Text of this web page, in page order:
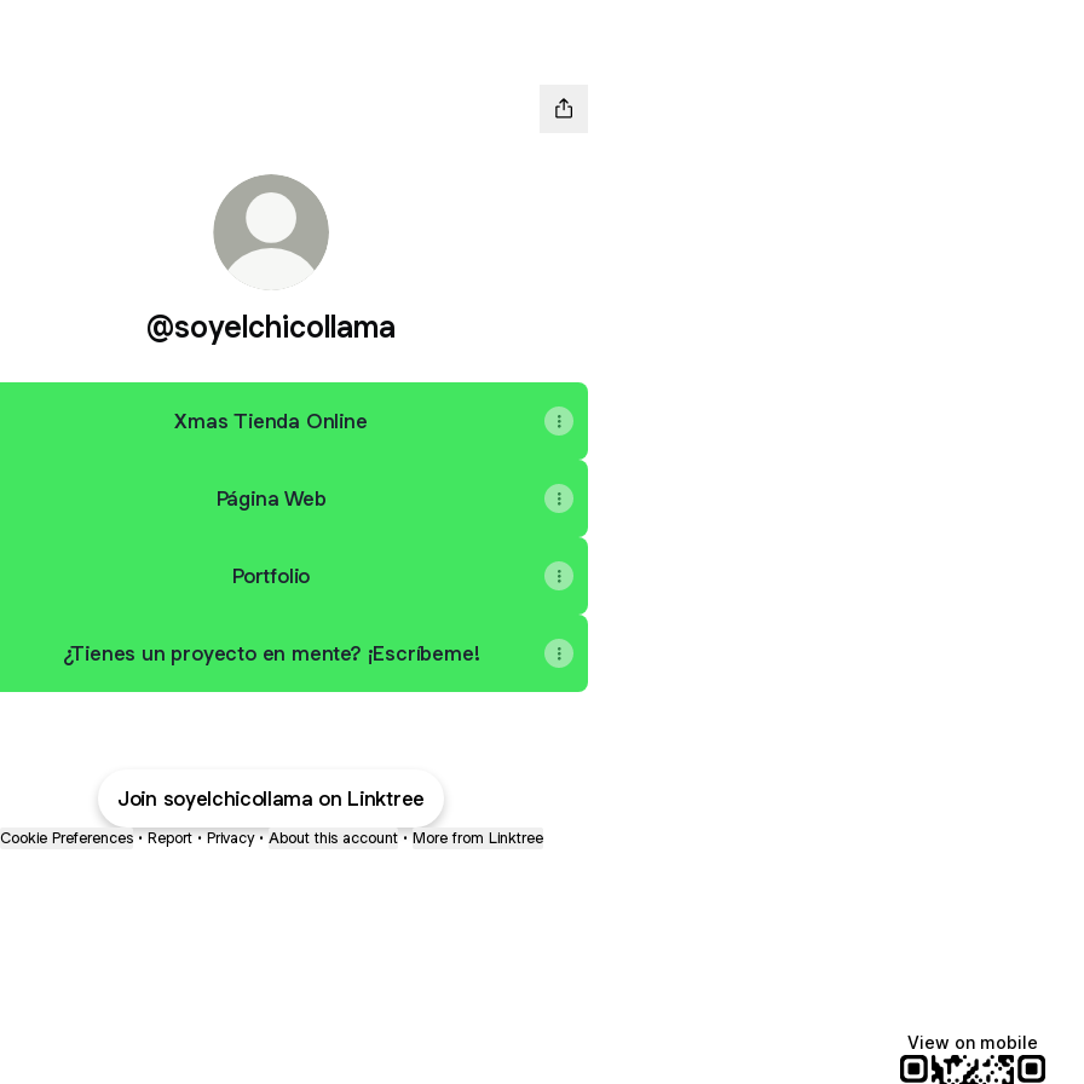
@soyelchicollama
Xmas Tienda Online
Página Web
Portfolio
¿Tienes un proyecto en mente? ¡Escríbeme!
Join soyelchicollama on Linktree
Cookie Preferences • Report • Privacy • About this account • More from Linktree
View on mobile